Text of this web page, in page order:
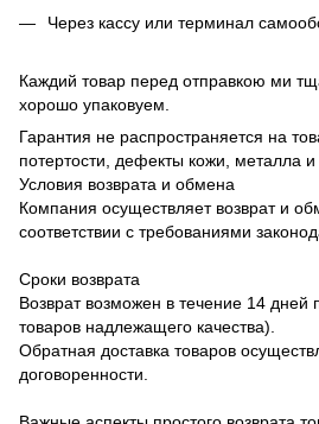
Через кассу или терминал
Каждий товар перед отправкою ми
хорошо упаковуем.
Гарантия не распространяется на
потертости, дефекты кожи, металла
Условия возврата и обмена
Компания осуществляет возврат и
соответствии с требованиями
Сроки возврата
Возврат возможен в течение 14 дней
товаров надлежащего качества).
Обратная доставка товаров
договоренности.